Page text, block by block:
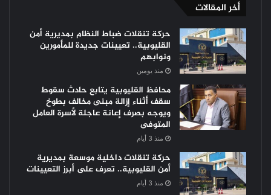
أخر المقالات
حركة تنقلات ضباط النظام بمديرية أمن
القليوبية.. تعيينات جديدة للمأمورين
ونوابهم
منذ يومين
محافظ القليوبية يتابع حادث سقوط
سقف أثناء إزالة مبنى مخالف بطوخ
ويوجه بصرف إعانة عاجلة لأسرة العامل
المتوفى
منذ 3 أيام
حركة تنقلات داخلية موسعة بمديرية
أمن القليوبية.. تعرف على أبرز التعيينات
منذ 3 أيام